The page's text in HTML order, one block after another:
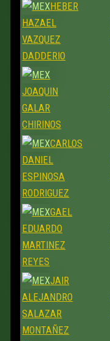
HEBER
HAZAEL
VAZQUEZ
DADDERIO
JOAQUIN
GALAR
CHIRINOS
CARLOS
DANIEL
ESPINOSA
RODRIGUEZ
GAEL
EDUARDO
MARTINEZ
REYES
JAIR
ALEJANDRO
SALAZAR
MONTAÑEZ